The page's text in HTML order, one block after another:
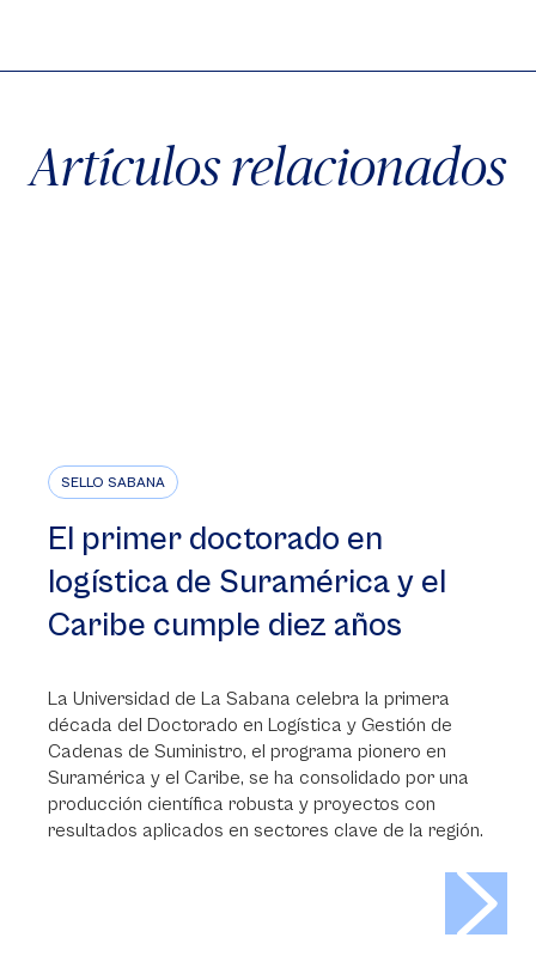
Artículos relacionados
SELLO SABANA
El primer doctorado en
logística de Suramérica y el
Caribe cumple diez años
La Universidad de La Sabana celebra la primera
década del Doctorado en Logística y Gestión de
Cadenas de Suministro, el programa pionero en
Suramérica y el Caribe, se ha consolidado por una
producción científica robusta y proyectos con
resultados aplicados en sectores clave de la región.